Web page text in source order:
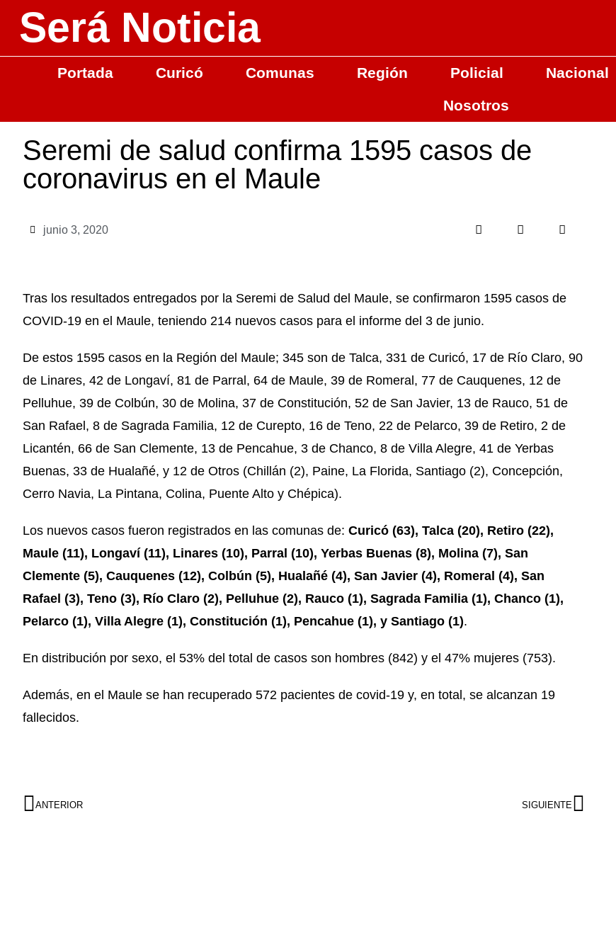
Será Noticia
Portada Curicó Comunas Región Policial Nacional
Nosotros
Seremi de salud confirma 1595 casos de
coronavirus en el Maule
junio 3, 2020
Tras los resultados entregados por la Seremi de Salud del Maule, se confirmaron 1595 casos de
COVID-19 en el Maule, teniendo 214 nuevos casos para el informe del 3 de junio.
De estos 1595 casos en la Región del Maule; 345 son de Talca, 331 de Curicó, 17 de Río Claro, 90
de Linares, 42 de Longaví, 81 de Parral, 64 de Maule, 39 de Romeral, 77 de Cauquenes, 12 de
Pelluhue, 39 de Colbún, 30 de Molina, 37 de Constitución, 52 de San Javier, 13 de Rauco, 51 de
San Rafael, 8 de Sagrada Familia, 12 de Curepto, 16 de Teno, 22 de Pelarco, 39 de Retiro, 2 de
Licantén, 66 de San Clemente, 13 de Pencahue, 3 de Chanco, 8 de Villa Alegre, 41 de Yerbas
Buenas, 33 de Hualañé, y 12 de Otros (Chillán (2), Paine, La Florida, Santiago (2), Concepción,
Cerro Navia, La Pintana, Colina, Puente Alto y Chépica).
Los nuevos casos fueron registrados en las comunas de: Curicó (63), Talca (20), Retiro (22),
Maule (11), Longaví (11), Linares (10), Parral (10), Yerbas Buenas (8), Molina (7), San
Clemente (5), Cauquenes (12), Colbún (5), Hualañé (4), San Javier (4), Romeral (4), San
Rafael (3), Teno (3), Río Claro (2), Pelluhue (2), Rauco (1), Sagrada Familia (1), Chanco (1),
Pelarco (1), Villa Alegre (1), Constitución (1), Pencahue (1), y Santiago (1).
En distribución por sexo, el 53% del total de casos son hombres (842) y el 47% mujeres (753).
Además, en el Maule se han recuperado 572 pacientes de covid-19 y, en total, se alcanzan 19
fallecidos.
ANTERIOR SIGUIENTE